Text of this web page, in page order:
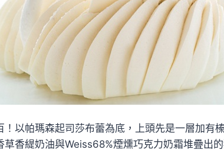
！以帕瑪森起司莎布蕾為底，上頭先是一層加有
草香緹奶油與Weiss68%煙燻巧克力奶霜堆疊出